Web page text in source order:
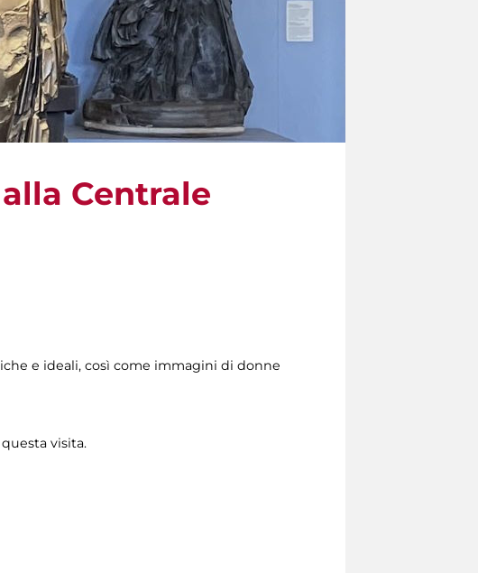
Centrale
e ideali, così come immagini di donne
visita.